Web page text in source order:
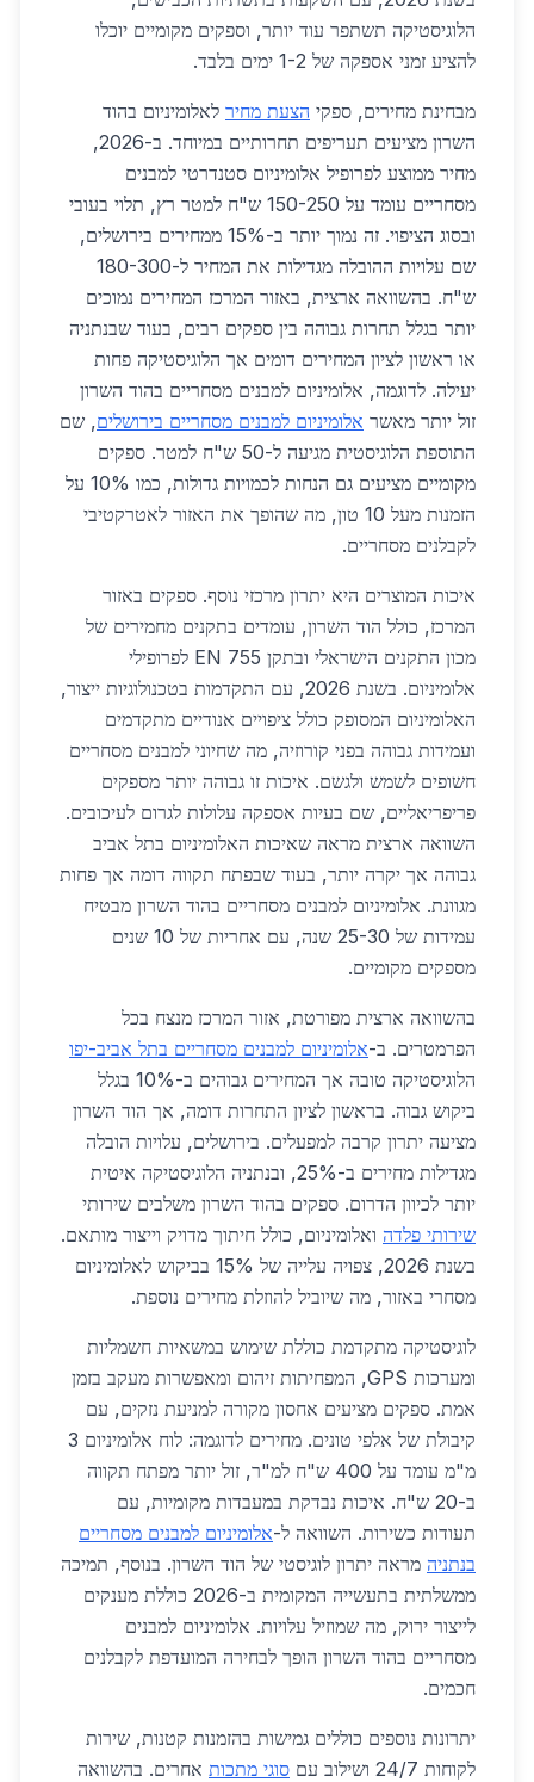
הלוגיסטיקה תשתפר עוד יותר, וספקים מקומיים יוכלו
להציע זמני אספקה של 1-2 ימים בלבד.
מבחינת מחירים, ספקי הצעת מחיר לאלומיניום בהוד
השרון מציעים תעריפים תחרותיים במיוחד. ב-2026,
מחיר ממוצע לפרופיל אלומיניום סטנדרטי למבנים
מסחריים עומד על 150-250 ש"ח למטר רץ, תלוי בעובי
ובסוג הציפוי. זה נמוך יותר ב-15% ממחירים בירושלים,
שם עלויות ההובלה מגדילות את המחיר ל-180-300
ש"ח. בהשוואה ארצית, באזור המרכז המחירים נמוכים
יותר בגלל תחרות גבוהה בין ספקים רבים, בעוד שבנתניה
או ראשון לציון המחירים דומים אך הלוגיסטיקה פחות
יעילה. לדוגמה, אלומיניום למבנים מסחריים בהוד השרון
זול יותר מאשר אלומיניום למבנים מסחריים בירושלים, שם
התוספת הלוגיסטית מגיעה ל-50 ש"ח למטר. ספקים
מקומיים מציעים גם הנחות לכמויות גדולות, כמו 10% על
הזמנות מעל 10 טון, מה שהופך את האזור לאטרקטיבי
לקבלנים מסחריים.
איכות המוצרים היא יתרון מרכזי נוסף. ספקים באזור
המרכז, כולל הוד השרון, עומדים בתקנים מחמירים של
מכון התקנים הישראלי ובתקן EN 755 לפרופילי
אלומיניום. בשנת 2026, עם התקדמות בטכנולוגיות ייצור,
האלומיניום המסופק כולל ציפויים אנודיים מתקדמים
ועמידות גבוהה בפני קורוזיה, מה שחיוני למבנים מסחריים
חשופים לשמש ולגשם. איכות זו גבוהה יותר מספקים
פריפריאליים, שם בעיות אספקה עלולות לגרום לעיכובים.
השוואה ארצית מראה שאיכות האלומיניום בתל אביב
גבוהה אך יקרה יותר, בעוד שבפתח תקווה דומה אך פחות
מגוונת. אלומיניום למבנים מסחריים בהוד השרון מבטיח
עמידות של 25-30 שנה, עם אחריות של 10 שנים
מספקים מקומיים.
בהשוואה ארצית מפורטת, אזור המרכז מנצח בכל
הפרמטרים. ב-אלומיניום למבנים מסחריים בתל אביב-יפו
הלוגיסטיקה טובה אך המחירים גבוהים ב-10% בגלל
ביקוש גבוה. בראשון לציון התחרות דומה, אך הוד השרון
מציעה יתרון קרבה למפעלים. בירושלים, עלויות הובלה
מגדילות מחירים ב-25%, ובנתניה הלוגיסטיקה איטית
יותר לכיוון הדרום. ספקים בהוד השרון משלבים שירותי
שירותי פלדה ואלומיניום, כולל חיתוך מדויק וייצור מותאם.
בשנת 2026, צפויה עלייה של 15% בביקוש לאלומיניום
מסחרי באזור, מה שיוביל להוזלת מחירים נוספת.
לוגיסטיקה מתקדמת כוללת שימוש במשאיות חשמליות
ומערכות GPS, המפחיתות זיהום ומאפשרות מעקב בזמן
אמת. ספקים מציעים אחסון מקורה למניעת נזקים, עם
קיבולת של אלפי טונים. מחירים לדוגמה: לוח אלומיניום 3
מ"מ עומד על 400 ש"ח למ"ר, זול יותר מפתח תקווה
ב-20 ש"ח. איכות נבדקת במעבדות מקומיות, עם
תעודות כשירות. השוואה ל-אלומיניום למבנים מסחריים
בנתניה מראה יתרון לוגיסטי של הוד השרון. בנוסף, תמיכה
ממשלתית בתעשייה המקומית ב-2026 כוללת מענקים
לייצור ירוק, מה שמוזיל עלויות. אלומיניום למבנים
מסחריים בהוד השרון הופך לבחירה המועדפת לקבלנים
חכמים.
יתרונות נוספים כוללים גמישות בהזמנות קטנות, שירות
לקוחות 24/7 ושילוב עם
סוגי מתכות אחרים. בהשוואה